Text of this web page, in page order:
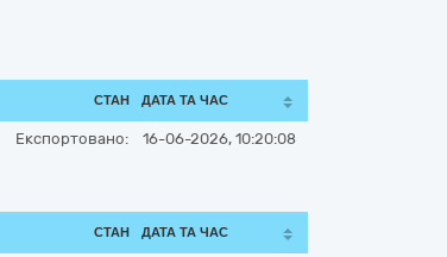
СТАН ДАТА ТА ЧАС
Експортовано: 16-06-2026, 10:20:08
СТАН ДАТА ТА ЧАС